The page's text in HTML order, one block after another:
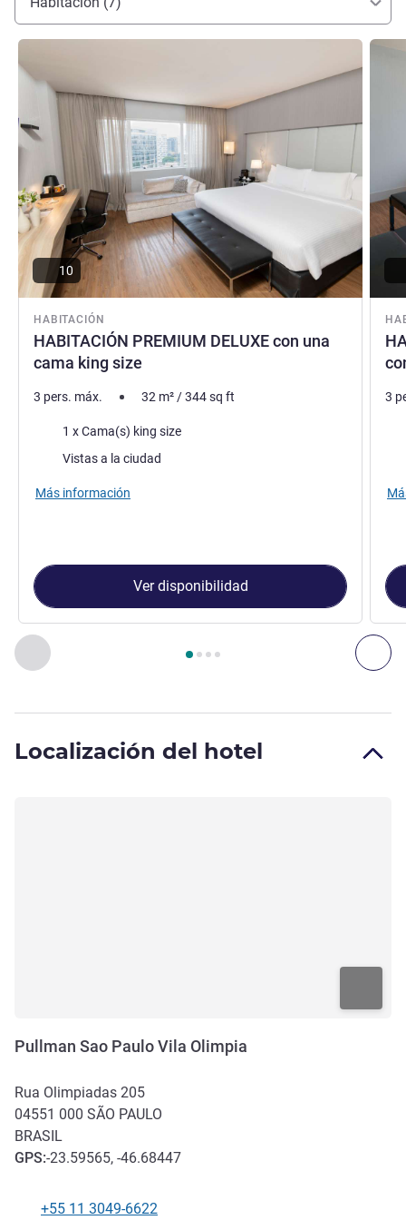
la creatividad y el confort.
Luciana Nakamura, Gestión hotelera
Anterior - Habitación
Página , Habitación 1 : HABITACIÓN PREMIUM
HABITACIÓN
HABITACIÓN PREMIUM DELUXE con una
cama king size
Más información
10
3 pers. máx. 32 m²/344sq ft
Ropa de cama
1 x Cama(s) king size
Views :Vistas a la ciudad
Más información
Ver disponibilidad
Más
3
Localización del hotel
Pullman Sao Paulo Vila Olimpia
Rua Olimpiadas 205
04551 000 SÃO PAULO
BRASIL
GPS:-23.59565, -46.68447
+55 11 3049-6622